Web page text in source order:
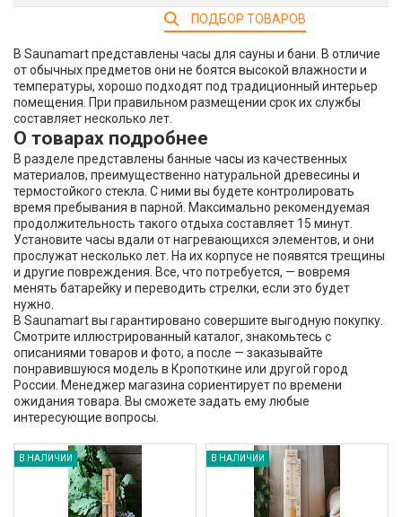
ПОДБОР ТОВАРОВ
В НАЛИЧИИ В НАЛИЧИИ
В Saunamart представлены часы для сауны и бани. В отличие
от обычных предметов они не боятся высокой влажности и
температуры, хорошо подходят под традиционный интерьер
помещения. При правильном размещении срок их службы
составляет несколько лет.
О товарах подробнее
В разделе представлены банные часы из качественных
материалов, преимущественно натуральной древесины и
термостойкого стекла. С ними вы будете контролировать
время пребывания в парной. Максимально рекомендуемая
продолжительность такого отдыха составляет 15 минут.
Установите часы вдали от нагревающихся элементов, и они
прослужат несколько лет. На их корпусе не появятся трещины
и другие повреждения. Все, что потребуется, — вовремя
менять батарейку и переводить стрелки, если это будет
нужно.
В Saunamart вы гарантировано совершите выгодную покупку.
Смотрите иллюстрированный каталог, знакомьтесь с
описаниями товаров и фото, а после — заказывайте
понравившуюся модель в Кропоткине или другой город
России. Менеджер магазина сориентирует по времени
ожидания товара. Вы сможете задать ему любые
интересующие вопросы.